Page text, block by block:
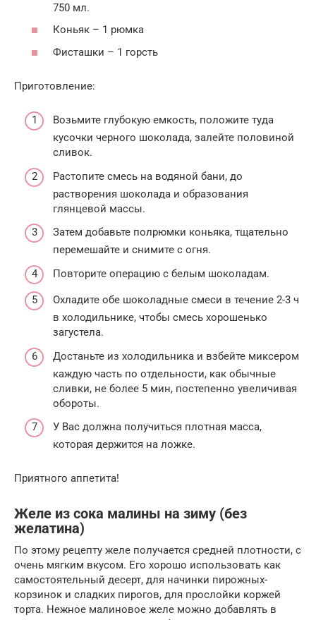
750 мл.
Коньяк – 1 рюмка
Фисташки – 1 горсть
Приготовление:
Возьмите глубокую емкость, положите туда
кусочки черного шоколада, залейте половиной
сливок.
Растопите смесь на водяной бани, до
растворения шоколада и образования
глянцевой массы.
Затем добавьте полрюмки коньяка, тщательно
перемешайте и снимите с огня.
Повторите операцию с белым шоколадам.
Охладите обе шоколадные смеси в течение 2-3 ч
в холодильнике, чтобы смесь хорошенько
загустела.
Достаньте из холодильника и взбейте миксером
каждую часть по отдельности, как обычные
сливки, не более 5 мин, постепенно увеличивая
обороты.
У Вас должна получиться плотная масса,
которая держится на ложке.
Приятного аппетита!
Желе из сока малины на зиму (без
желатина)
По этому рецепту желе получается средней плотности, с
очень мягким вкусом. Его хорошо использовать как
самостоятельный десерт, для начинки пирожных-
корзинок и сладких пирогов, для прослойки коржей
торта. Нежное малиновое желе можно добавлять в